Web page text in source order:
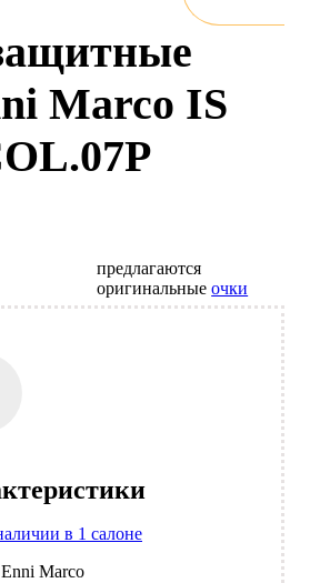
Marco IS
в 1 салоне
Enni Marco
предлагаются
оригинальныеочки